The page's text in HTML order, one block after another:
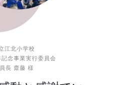
江北小学校
念事業実行委員会
長 齋藤 様